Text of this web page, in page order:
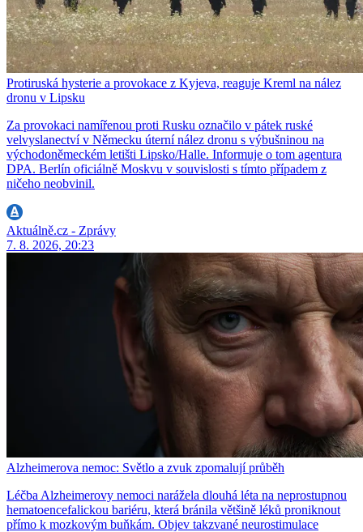
Protiruská hysterie a provokace z Kyjeva, reaguje Kreml na nález
dronu v Lipsku
Za provokaci namířenou proti Rusku označilo v pátek ruské
velvyslanectví v Německu úterní nález dronu s výbušninou na
východoněmeckém letišti Lipsko/Halle. Informuje o tom agentura
DPA. Berlín oficiálně Moskvu v souvislosti s tímto případem z
ničeho neobvinil.
Aktuálně.cz - Zprávy
7. 8. 2026, 20:23
Alzheimerova nemoc: Světlo a zvuk zpomalují průběh
Léčba Alzheimerovy nemoci narážela dlouhá léta na neprostupnou
hematoencefalickou bariéru, která bránila většině léků proniknout
přímo k mozkovým buňkám. Objev takzvané neurostimulace